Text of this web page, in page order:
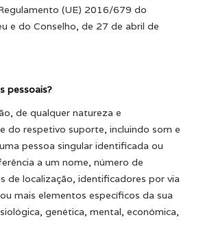
(UE) 2016/679 do
e do Conselho, de 27 de abril de
pessoais?
de qualquer natureza e
do respetivo suporte, incluindo som e
pessoa singular identificada ou
a um nome, número de
de localização, identificadores por via
mais elementos específicos da sua
genética, mental, económica,